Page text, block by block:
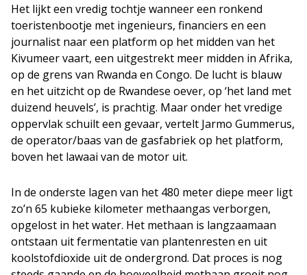
Het lijkt een vredig tochtje wanneer een ronkend
toeristenbootje met ingenieurs, financiers en een
journalist naar een platform op het midden van het
Kivumeer vaart, een uitgestrekt meer midden in Afrika,
op de grens van Rwanda en Congo. De lucht is blauw
en het uitzicht op de Rwandese oever, op ‘het land met
duizend heuvels’, is prachtig. Maar onder het vredige
oppervlak schuilt een gevaar, vertelt Jarmo Gummerus,
de operator/baas van de gasfabriek op het platform,
boven het lawaai van de motor uit.
In de onderste lagen van het 480 meter diepe meer ligt
zo’n 65 kubieke kilometer methaangas verborgen,
opgelost in het water. Het methaan is langzaamaan
ontstaan uit fermentatie van plantenresten en uit
koolstofdioxide uit de ondergrond. Dat proces is nog